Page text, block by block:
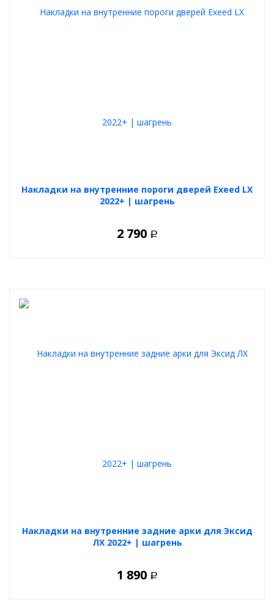
Накладки на внутренние пороги дверей Exeed LX
2022+ | шагрень
2 790 Р
Накладки на внутренние задние арки для Эксид
ЛХ 2022+ | шагрень
1 890 Р